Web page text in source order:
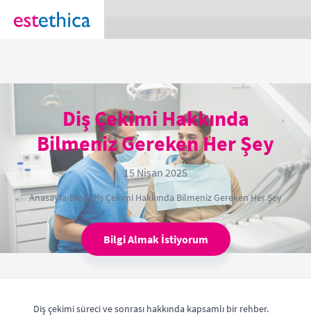
section Service {
Diş Çekimi Hakkında
Bilmeniz Gereken Her Şey
15 Nisan 2025
Anasayfa›Blog›Diş Çekimi Hakkında Bilmeniz Gereken Her Şey
Bilgi Almak İstiyorum
Diş çekimi süreci ve sonrası hakkında kapsamlı bir rehber.